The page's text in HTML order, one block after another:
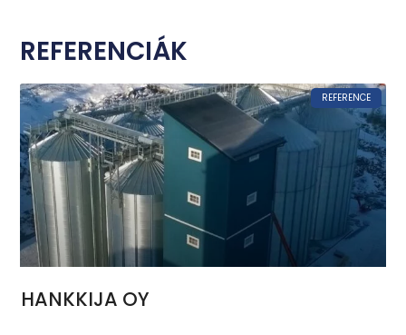
REFERENCIÁK
REFERENCE
HANKKIJA OY